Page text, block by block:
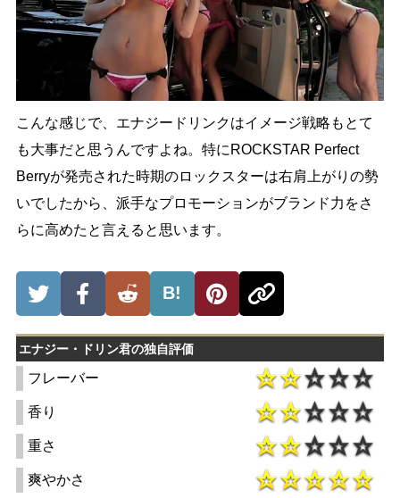
こんな感じで、エナジードリンクはイメージ戦略もとて
も大事だと思うんですよね。特にROCKSTAR Perfect
Berryが発売された時期のロックスターは右肩上がりの勢
いでしたから、派手なプロモーションがブランド力をさ
らに高めたと言えると思います。
B!
エナジー・ドリン君の独自評価
フレーバー
香り
重さ
爽やかさ